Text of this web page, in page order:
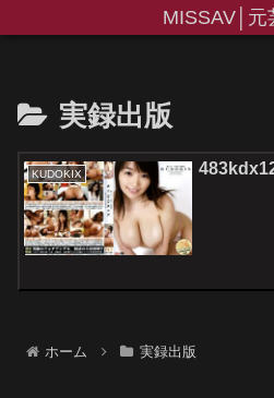
MISSAV│元
実録出版
KUDOKIX
ホーム 実録出版